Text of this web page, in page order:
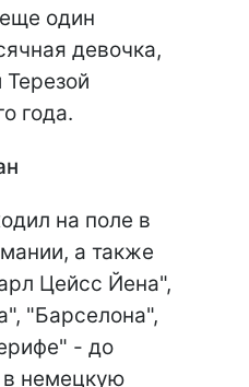
один
девочка,
года.
на поле в
а также
Цейсс Йена",
"Барселона",
- до
в немецкую